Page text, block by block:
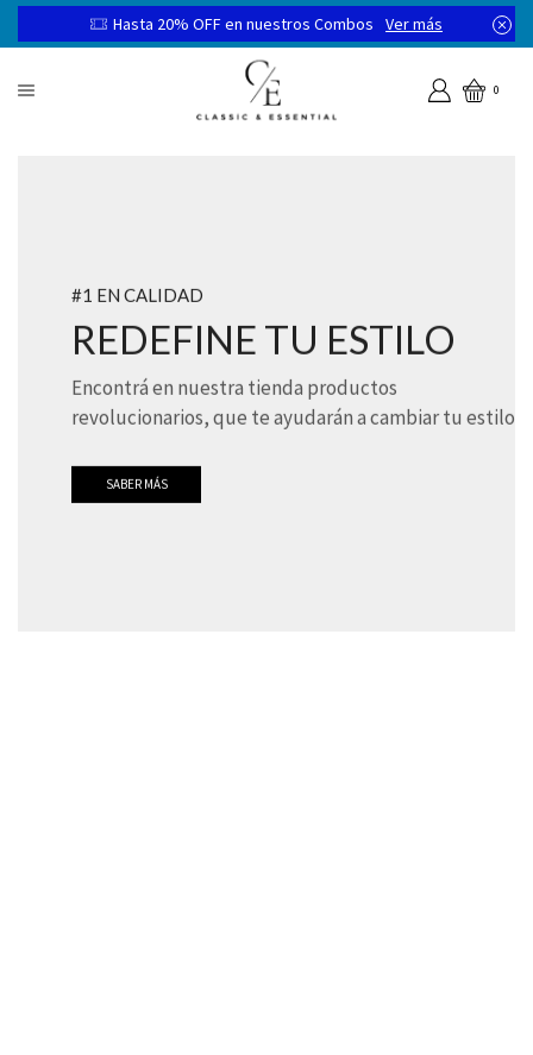
Hasta 20% OFF en nuestros Combos Ver más
0
#1 EN CALIDAD
REDEFINE TU ESTILO
Encontrá en nuestra tienda productos
revolucionarios, que te ayudarán a cambiar tu estilo
SABER MÁS